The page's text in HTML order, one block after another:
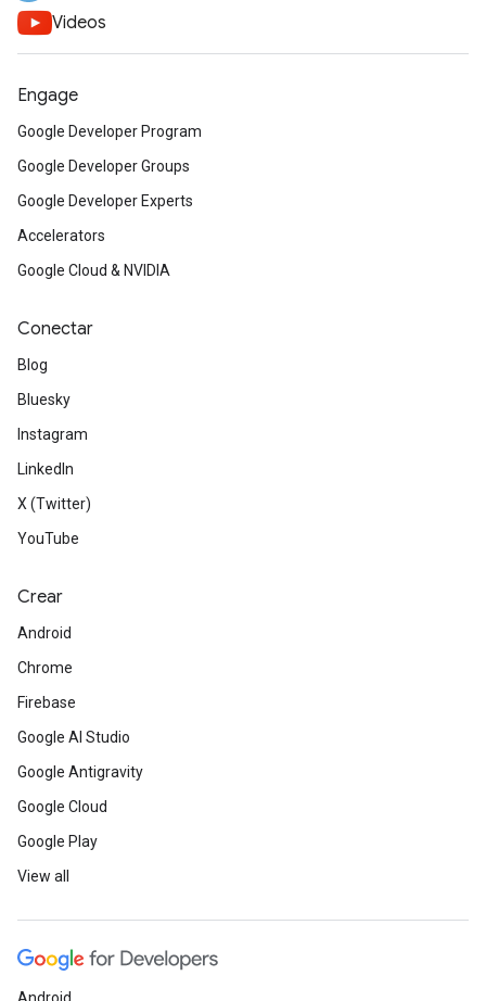
Videos
Engage
Google Developer Program
Google Developer Groups
Google Developer Experts
Accelerators
Google Cloud & NVIDIA
Conectar
Blog
Bluesky
Instagram
LinkedIn
X (Twitter)
YouTube
Crear
Android
Chrome
Firebase
Google AI Studio
Google Antigravity
Google Cloud
Google Play
View all